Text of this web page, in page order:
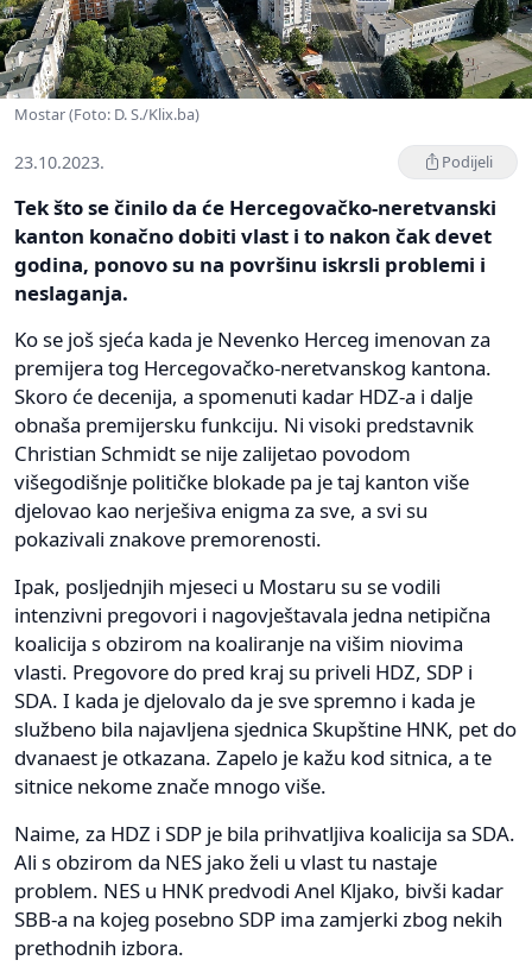
Mostar (Foto: D. S./Klix.ba)
23.10.2023. Podijeli
Tek što se činilo da će Hercegovačko-neretvanski
kanton konačno dobiti vlast i to nakon čak devet
godina, ponovo su na površinu iskrsli problemi i
neslaganja.
Ko se još sjeća kada je Nevenko Herceg imenovan za
premijera tog Hercegovačko-neretvanskog kantona.
Skoro će decenija, a spomenuti kadar HDZ-a i dalje
obnaša premijersku funkciju. Ni visoki predstavnik
Christian Schmidt se nije zalijetao povodom
višegodišnje političke blokade pa je taj kanton više
djelovao kao nerješiva enigma za sve, a svi su
pokazivali znakove premorenosti.
Ipak, posljednjih mjeseci u Mostaru su se vodili
intenzivni pregovori i nagovještavala jedna netipična
koalicija s obzirom na koaliranje na višim niovima
vlasti. Pregovore do pred kraj su priveli HDZ, SDP i
SDA. I kada je djelovalo da je sve spremno i kada je
službeno bila najavljena sjednica Skupštine HNK, pet do
dvanaest je otkazana. Zapelo je kažu kod sitnica, a te
sitnice nekome znače mnogo više.
Naime, za HDZ i SDP je bila prihvatljiva koalicija sa SDA.
Ali s obzirom da NES jako želi u vlast tu nastaje
problem. NES u HNK predvodi Anel Kljako, bivši kadar
SBB-a na kojeg posebno SDP ima zamjerki zbog nekih
prethodnih izbora.